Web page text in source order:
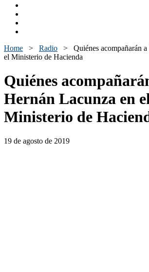
Home > Radio > Quiénes acompañarán
el Ministerio de Hacienda
Quiénes
Hernán Lacunza en
Ministerio de
19 de agosto de 2019